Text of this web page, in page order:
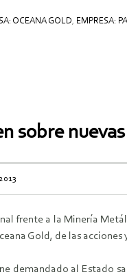
OCEANA GOLD EMPRESA:
sobre
frente a la Minería
Gold, de las
demandado al Estado